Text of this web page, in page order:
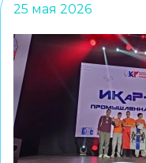
25 мая 2026